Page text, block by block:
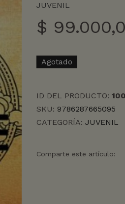
JUVENIL
$
Agotado
ID DEL PRODUCTO:
SKU: 9786287665095
CATEGORÍA: JUVENIL
Comparte este artículo: